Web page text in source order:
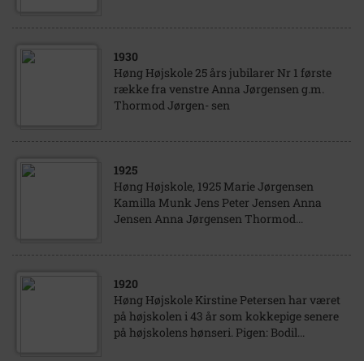
1930
Høng Højskole 25 års jubilarer Nr 1 første
række fra venstre Anna Jørgensen g.m.
Thormod Jørgen- sen
1925
Høng Højskole, 1925 Marie Jørgensen
Kamilla Munk Jens Peter Jensen Anna
Jensen Anna Jørgensen Thormod...
1920
Høng Højskole Kirstine Petersen har været
på højskolen i 43 år som kokkepige senere
på højskolens hønseri. Pigen: Bodil...